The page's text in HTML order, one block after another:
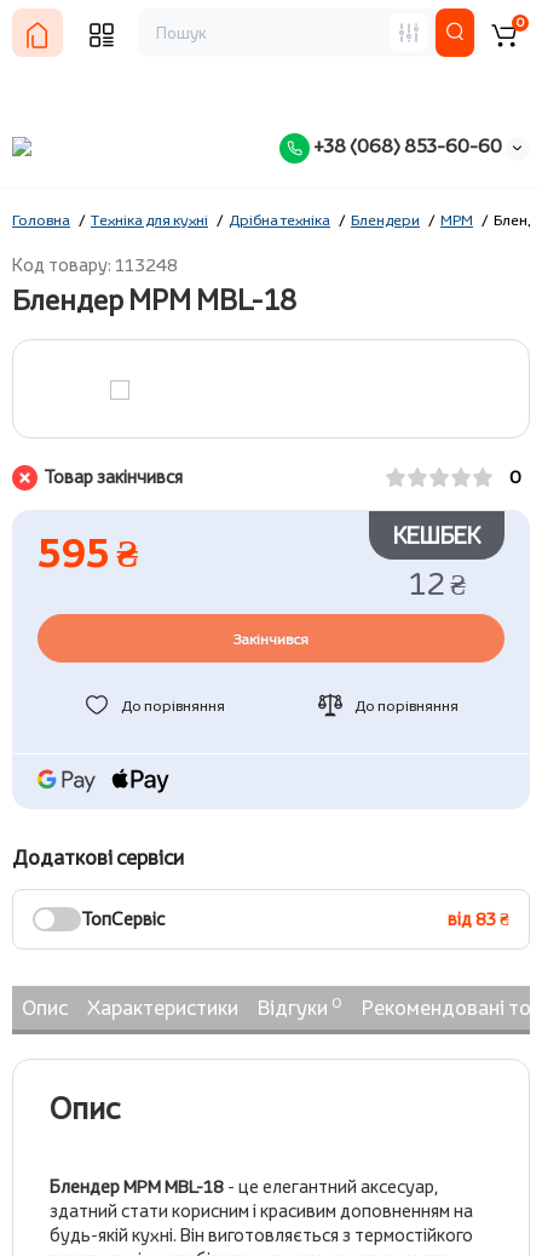
+38 (068) 853-60-60
0
Головна Техніка для кухні Дрібна техніка Блендери MPM
Код товару: 113248
Блендер MPM MBL-18
Товар закінчився 0
595 ₴ КЕШБЕК
12 ₴
Закінчився
До порівняння До порівняння
Додаткові сервіси
ТопСервіс від 83 ₴
Опис Характеристики Відгуки 0 Рекомендовані
Опис
Блендер MPM MBL-18 - це елегантний аксесуар,
здатний стати корисним і красивим доповненням на
будь-якій кухні. Він виготовляється з термостійкого